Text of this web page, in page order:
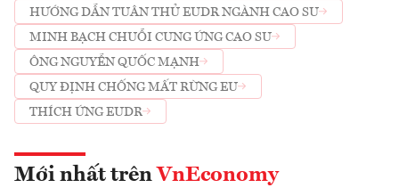
HƯỚNG DẪN TUÂN THỦ EUDR NGÀNH CAO SU
MINH BẠCH CHUỖI CUNG ỨNG CAO SU
ÔNG NGUYỄN QUỐC MẠNH
QUY ĐỊNH CHỐNG MẤT RỪNG EU
THÍCH ỨNG EUDR
Mới nhất trên VnEconomy